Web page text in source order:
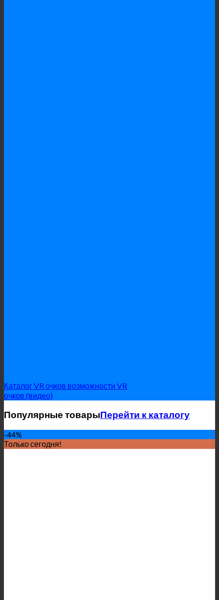
Каталог VR очков возможности VR
очков (видео)
Популярные товарыПерейти к каталогу
-44%
Только сегодня!